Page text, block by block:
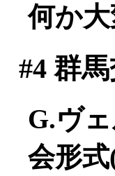
何か
#4群馬
G.ヴ
会形式